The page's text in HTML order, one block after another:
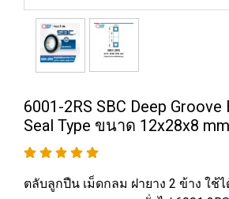
6001-2RS SBC Deep Groove
Seal Type ขนาด 12x28x8
ตลับลูกปืน เม็ดกลม ฝายาง 2 ข้าง ใช้